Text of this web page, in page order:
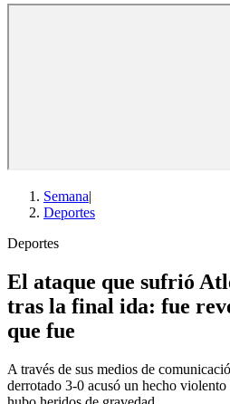
Semana|
Deportes
Deportes
El ataque que sufrió
tras la final ida: fue
que fue
A través de sus medios de
derrotado 3-0 acusó un hecho